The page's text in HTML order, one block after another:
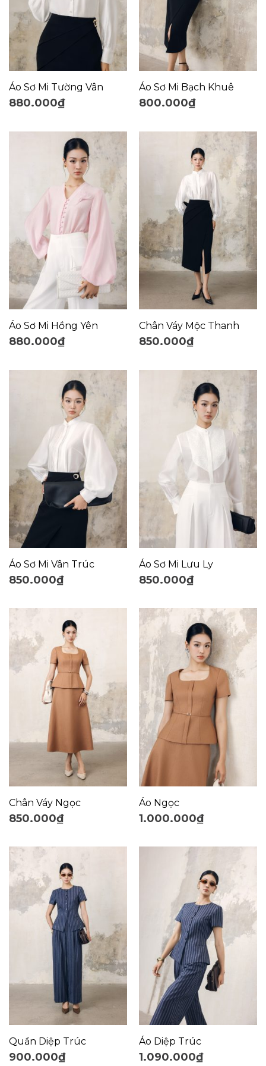
Áo Sơ Mi Tường Vân
880.000₫
Áo Sơ Mi Bạch Khuê
800.000₫
Áo Sơ Mi Hồng Yên
880.000₫
Chân Váy Mộc Thanh
850.000₫
Áo Sơ Mi Vân Trúc
850.000₫
Áo Sơ Mi Lưu Ly
850.000₫
Chân Váy Ngọc
850.000₫
Áo Ngọc
1.000.000₫
Quần Diệp Trúc
900.000₫
Áo Diệp Trúc
1.090.000₫